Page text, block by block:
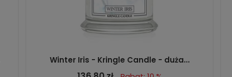
Winter Iris - Kringle Candle - duża...